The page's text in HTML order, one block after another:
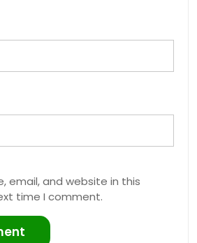
email, and website in this
time I comment.